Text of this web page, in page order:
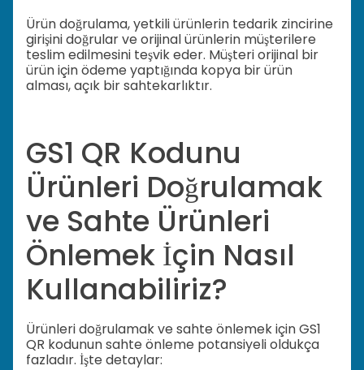
Ürün doğrulama, yetkili ürünlerin tedarik zincirine
girişini doğrular ve orijinal ürünlerin müşterilere
teslim edilmesini teşvik eder. Müşteri orijinal bir
ürün için ödeme yaptığında kopya bir ürün
alması, açık bir sahtekarlıktır.
GS1 QR Kodunu
Ürünleri Doğrulamak
ve Sahte Ürünleri
Önlemek İçin Nasıl
Kullanabiliriz?
Ürünleri doğrulamak ve sahte önlemek için GS1
QR kodunun sahte önleme potansiyeli oldukça
fazladır. İşte detaylar: